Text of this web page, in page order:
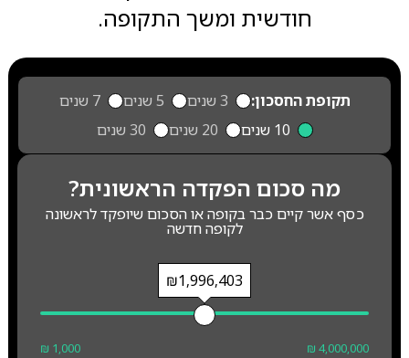
חודשית ומשך התקופה.
תקופת החסכון: 3 שנים 5 שנים
7 שנים
10 שנים
20 שנים 30 שנים
מה סכום הפקדה הראשונית?
כסף אשר קיים כבר בקופה או הסכום שיופקד לראשונה
לקופה חדשה
₪1,996,403
₪ 1,000 ₪ 4,000,000